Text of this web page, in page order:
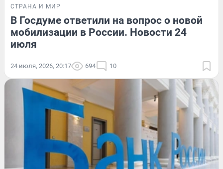
СТРАНА И МИР
В Госдуме ответили на вопрос о новой
мобилизации в России. Новости 24
июля
24 июля, 2026, 20:17 694 10